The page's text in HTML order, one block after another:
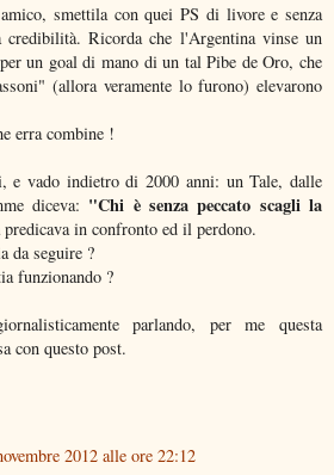
smettila con quei PS di livore e senza
credibilità. Ricorda che l'Argentina vinse un
un goal di mano di un tal Pibe de Oro, che
(allora veramente lo furono) elevarono
erra combine !
e vado indietro di 2000 anni: un Tale, dalle
diceva: "Chi è senza peccato scagli la
predicava in confronto ed il perdono.
da seguire ?
funzionando ?
parlando, per me questa
con questo post.
2012 alle ore 22:12